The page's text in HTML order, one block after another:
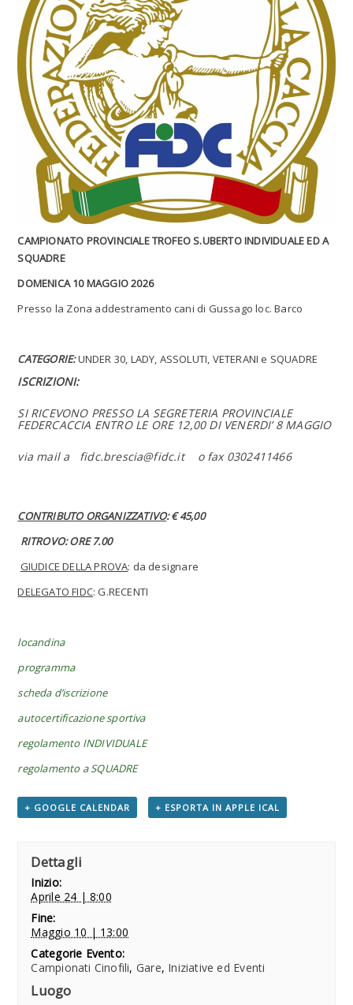
CAMPIONATO PROVINCIALE TROFEO S.UBERTO INDIVIDUALE ED A
SQUADRE
DOMENICA 10 MAGGIO 2026
Presso la Zona addestramento cani di Gussago loc. Barco
CATEGORIE:UNDER 30, LADY, ASSOLUTI, VETERANI e SQUADRE
ISCRIZIONI:
SI RICEVONO PRESSO LA SEGRETERIA PROVINCIALE
FEDERCACCIA ENTRO LE ORE 12,00 DI VENERDI’ 8 MAGGIO
via mail a fidc.brescia@fidc.it o fax 0302411466
CONTRIBUTO ORGANIZZATIVO: € 45,00
RITROVO: ORE 7.00
GIUDICE DELLA PROVA: da designare
DELEGATO FIDC: G.RECENTI
locandina
programma
scheda d’iscrizione
autocertificazione sportiva
regolamento INDIVIDUALE
regolamento a SQUADRE
+ GOOGLE CALENDAR + ESPORTA IN APPLE ICAL
Dettagli
Inizio:
Aprile 24 | 8:00
Fine:
Maggio 10 | 13:00
Categorie Evento:
Campionati Cinofili, Gare, Iniziative ed Eventi
Luogo